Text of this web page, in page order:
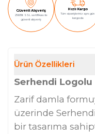
Güvenli Alışveriş
256Bit SSL sertifikası ile
güvenli alışveriş
Hızlı Kargo
Tüm siparişleriniz aynı gün
kargoda
Ürün Özellikleri
Serhendi Logolu
Zarif damla
üzerinde
bir tasarıma